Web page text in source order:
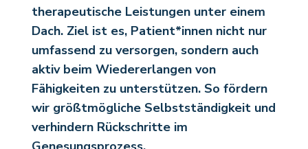
therapeutische Leistungen unter einem
Dach. Ziel ist es, Patient*innen nicht nur
umfassend zu versorgen, sondern auch
aktiv beim Wiedererlangen von
Fähigkeiten zu unterstützen. So fördern
wir größtmögliche Selbstständigkeit und
verhindern Rückschritte im